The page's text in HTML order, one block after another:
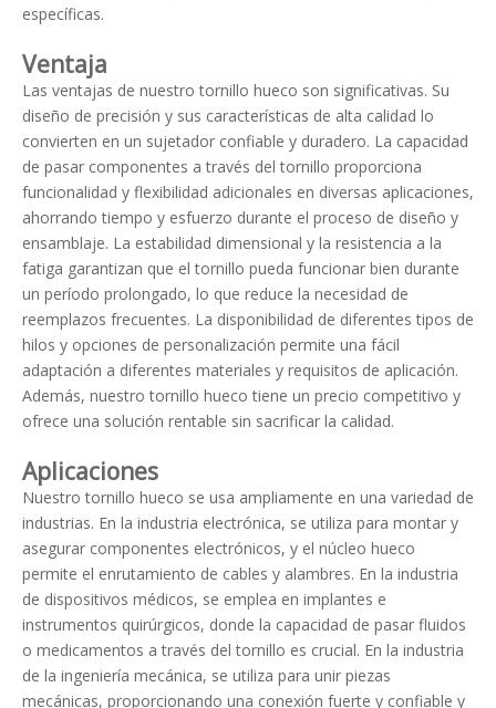
específicas.
Ventaja
Las ventajas de nuestro tornillo hueco son significativas. Su
diseño de precisión y sus características de alta calidad lo
convierten en un sujetador confiable y duradero. La capacidad
de pasar componentes a través del tornillo proporciona
funcionalidad y flexibilidad adicionales en diversas aplicaciones,
ahorrando tiempo y esfuerzo durante el proceso de diseño y
ensamblaje. La estabilidad dimensional y la resistencia a la
fatiga garantizan que el tornillo pueda funcionar bien durante
un período prolongado, lo que reduce la necesidad de
reemplazos frecuentes. La disponibilidad de diferentes tipos de
hilos y opciones de personalización permite una fácil
adaptación a diferentes materiales y requisitos de aplicación.
Además, nuestro tornillo hueco tiene un precio competitivo y
ofrece una solución rentable sin sacrificar la calidad.
Aplicaciones
Nuestro tornillo hueco se usa ampliamente en una variedad de
industrias. En la industria electrónica, se utiliza para montar y
asegurar componentes electrónicos, y el núcleo hueco
permite el enrutamiento de cables y alambres. En la industria
de dispositivos médicos, se emplea en implantes e
instrumentos quirúrgicos, donde la capacidad de pasar fluidos
o medicamentos a través del tornillo es crucial. En la industria
de la ingeniería mecánica, se utiliza para unir piezas
mecánicas, proporcionando una conexión fuerte y confiable y